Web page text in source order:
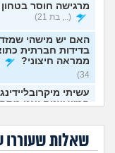
מרגישה חוסר
(.., בת 21)
האם יש מישהי
בדידות חברתית
ממראה חיצוני?
34)
עשיתי
חמש שנים ואני
איך לדעת אם אני
/ מושכת כלפי חוץ?
שאלות שעוררו
יש לי כינים וזה לא
יכולה לנסות?
אחרי שעשיתי את
החיסון התחלתי
להשמין, יכול להיות
שהרסו לי את המצב